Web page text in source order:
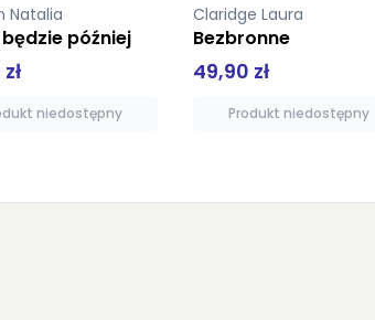
Laura
niedostępny
Omilianowicz Magda
Bestia
34,50 zł
Dodaj do koszyka